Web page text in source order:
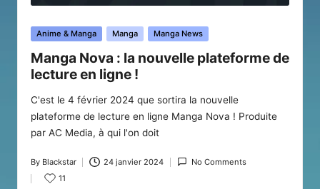
Posted
Anime & Manga Manga Manga News
Manga Nova : la nouvelle plateforme de
lecture en ligne !
C'est le 4 février 2024 que sortira la nouvelle
plateforme de lecture en ligne Manga Nova ! Produite
par AC Media, à qui l'on doit
Posted
by
By Blackstar 24 janvier 2024
No Comments
11